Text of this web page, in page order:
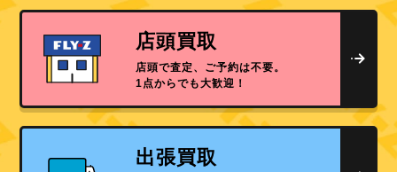
店頭買取
店頭で査定、ご予約は不要。
1点からでも大歓迎！
出張買取